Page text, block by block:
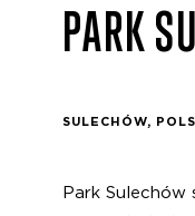
PARK
SULECHÓW,
Park Sulechów